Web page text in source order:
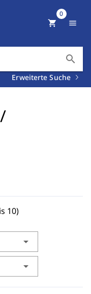
search
Erweiterte Suche
shopping_cart
0
menu
10)
arrow_drop_down
arrow_drop_down